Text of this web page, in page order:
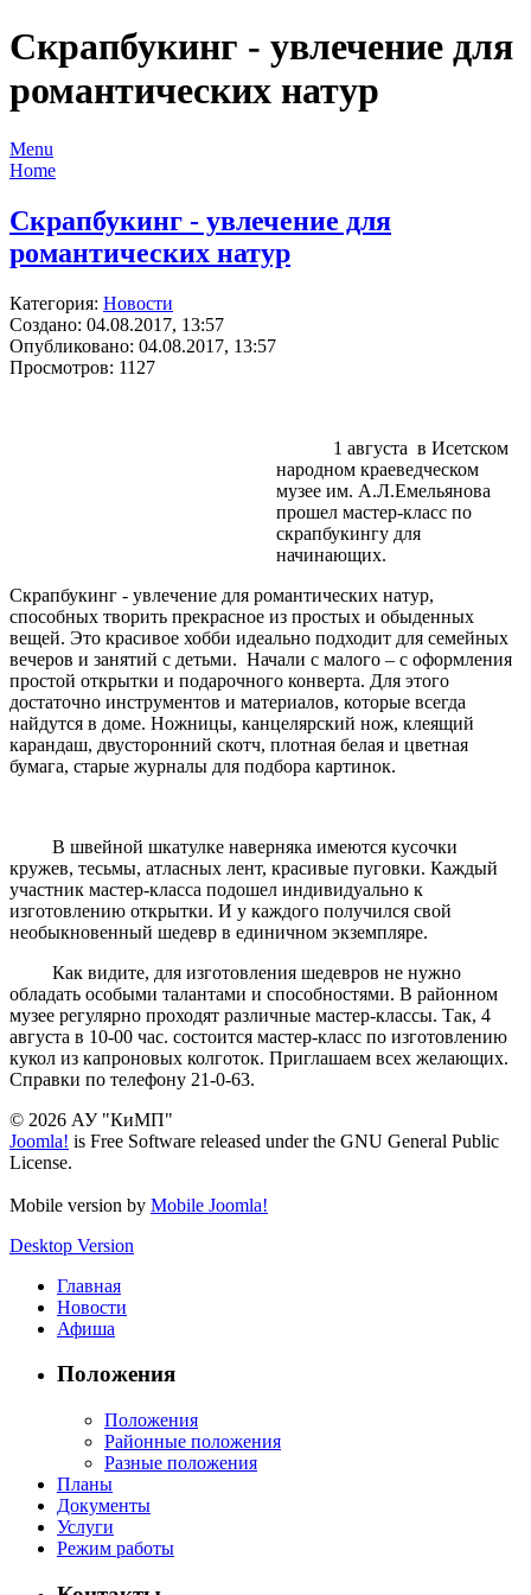
Скрапбукинг - увлечение для
романтических натур
Menu
Home
Скрапбукинг - увлечение для
романтических натур
Категория: Новости
Создано: 04.08.2017, 13:57
Опубликовано: 04.08.2017, 13:57
Просмотров: 1127
1 августа в Исетском
народном краеведческом
музее им. А.Л.Емельянова
прошел мастер-класс по
скрапбукингу для
начинающих.
Скрапбукинг - увлечение для романтических натур,
способных творить прекрасное из простых и обыденных
вещей. Это красивое хобби идеально подходит для семейных
вечеров и занятий с детьми. Начали с малого – с оформления
простой открытки и подарочного конверта. Для этого
достаточно инструментов и материалов, которые всегда
найдутся в доме. Ножницы, канцелярский нож, клеящий
карандаш, двусторонний скотч, плотная белая и цветная
бумага, старые журналы для подбора картинок.
В швейной шкатулке наверняка имеются кусочки
кружев, тесьмы, атласных лент, красивые пуговки. Каждый
участник мастер-класса подошел индивидуально к
изготовлению открытки. И у каждого получился свой
необыкновенный шедевр в единичном экземпляре.
Как видите, для изготовления шедевров не нужно
обладать особыми талантами и способностями. В районном
музее регулярно проходят различные мастер-классы. Так, 4
августа в 10-00 час. состоится мастер-класс по изготовлению
кукол из капроновых колготок. Приглашаем всех желающих.
Справки по телефону 21-0-63.
© 2026 АУ "КиМП"
Joomla! is Free Software released under the GNU General Public
License.
Mobile version by Mobile Joomla!
Desktop Version
Главная
Новости
Афиша
Положения
Положения
Районные положения
Разные положения
Планы
Документы
Услуги
Режим работы